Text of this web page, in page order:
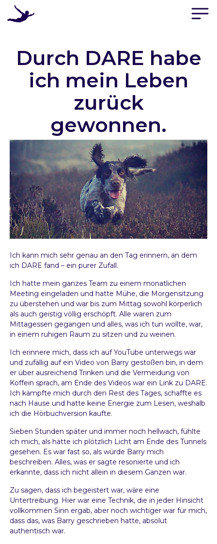
›
D
B
H
E
R
F
O
L
G
S
G
S
C
H
I
C
H
E
N
D
A
R
E
O
A
C
H
I
G
K
O
N
Durch DARE habe
ich mein Leben
zurück
gewonnen.
Ich kann mich sehr genau an den Tag erinnern, an dem
ich DARE fand – ein purer Zufall.
Ich hatte mein ganzes Team zu einem monatlichen
Meeting eingeladen und hatte Mühe, die Morgensitzung
zu überstehen und war bis zum Mittag sowohl körperlich
als auch geistig völlig erschöpft. Alle waren zum
Mittagessen gegangen und alles, was ich tun wollte, war,
in einem ruhigen Raum zu sitzen und zu weinen.
Ich erinnere mich, dass ich auf YouTube unterwegs war
und zufällig auf ein Video von Barry gestoßen bin, in dem
er über ausreichend Trinken und die Vermeidung von
Koffein sprach, am Ende des Videos war ein Link zu DARE.
Ich kämpfte mich durch den Rest des Tages, schaffte es
nach Hause und hatte keine Energie zum Lesen, weshalb
ich die Hörbuchversion kaufte.
Sieben Stunden später und immer noch hellwach, fühlte
ich mich, als hätte ich plötzlich Licht am Ende des Tunnels
gesehen. Es war fast so, als würde Barry mich
beschreiben. Alles, was er sagte resonierte und ich
erkannte, dass ich nicht allein in diesem Ganzen war.
Zu sagen, dass ich begeistert war, wäre eine
Untertreibung. Hier war eine Technik, die in jeder Hinsicht
vollkommen Sinn ergab, aber noch wichtiger war für mich,
dass das, was Barry geschrieben hatte, absolut
authentisch war.